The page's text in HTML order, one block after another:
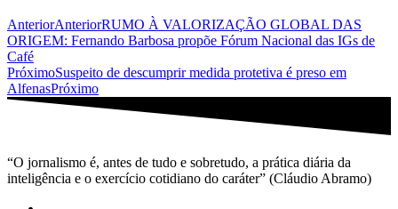
AnteriorAnteriorRUMO À VALORIZAÇÃO GLOBAL DAS
ORIGEM: Fernando Barbosa propõe Fórum Nacional das IGs de
Café
PróximoSuspeito de descumprir medida protetiva é preso em
AlfenasPróximo
“O jornalismo é, antes de tudo e sobretudo, a prática diária da
inteligência e o exercício cotidiano do caráter” (Cláudio Abramo)